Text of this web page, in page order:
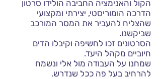
הקול והאנימציה החביבה הולידו סרטון
הדרכה הומוריסטי, יצירתי ומקצועי
שהצליח להעביר את המסר המורכב
שביקשנו.
הסרטונים זכו לחשיפה וקיבלו הדים
חיוביים מקהל היעד.
שמחנו על העבודה מול אלי ונשמח
להרחיב בעל פה ככל שנדרש.